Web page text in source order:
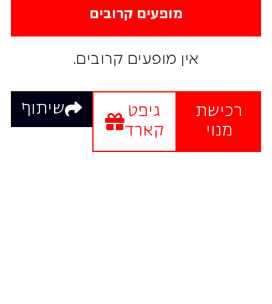
מופעים קרובים
אין מופעים קרובים.
רכישת
מנוי
גיפט
קארד
שיתוף